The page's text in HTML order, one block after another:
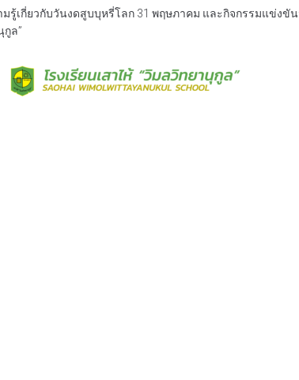
เกี่ยวกับวันงดสูบบุหรี่โลก 31 พฤษภาคม และกิจกรรมแข่งขั
ล”